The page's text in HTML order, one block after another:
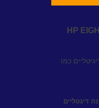
כמו
דיגטליים